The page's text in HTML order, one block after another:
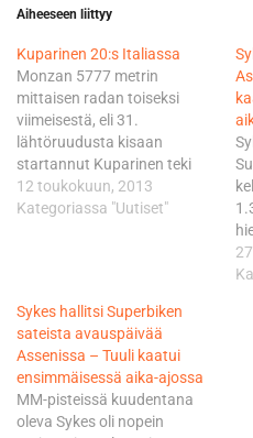
Aiheeseen liittyy
Kuparinen 20:s Italiassa
Monzan 5777 metrin
mittaisen radan toiseksi
viimeisestä, eli 31.
lähtöruudusta kisaan
startannut Kuparinen teki
BMW:llään hyvän nousun
jääden voittajasta seitsemän
italialainen Kawasaki-
kuljettaja Lorenzo Savadori,
joka kukisti vastaavalla
pyörällä kilpailevan
ranskalaisen Jeremy
Guarnonin 0,402 sekunnilla.
12 toukokuun, 2013
Kategoriassa "Uutiset"
Sykes hallitsi Superbiken
sateista avauspäivää
Assenissa – Tuuli kaatui
ensimmäisessä aika-ajossa
MM-pisteissä kuudentana
oleva Sykes oli nopein